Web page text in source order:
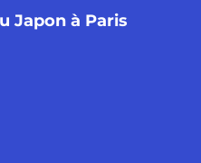
Japon à Paris